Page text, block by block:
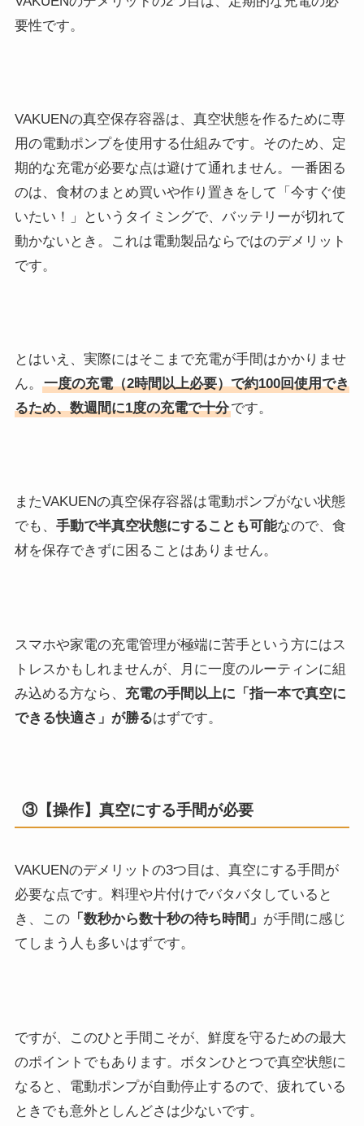
要性です。
VAKUENの真空保存容器は、真空状態を作るために専
用の電動ポンプを使用する仕組みです。そのため、定
期的な充電が必要な点は避けて通れません。一番困る
のは、食材のまとめ買いや作り置きをして「今すぐ使
いたい！」というタイミングで、バッテリーが切れて
動かないとき。これは電動製品ならではのデメリット
です。
とはいえ、実際にはそこまで充電が手間はかかりませ
ん。
一度の充電（2時間以上必要）で約100回使用でき
るため、数週間に1度の充電で十分です。
またVAKUENの真空保存容器は電動ポンプがない状態
でも、 手動で半真空状態にすることも可能なので、食
材を保存できずに困ることはありません。
スマホや家電の充電管理が極端に苦手という方にはス
トレスかもしれませんが、月に一度のルーティンに組
み込める方なら、 充電の手間以上に「指一本で真空に
できる快適さ」が勝るはずです。
③【操作】真空にする手間が必要
VAKUENのデメリットの3つ目は、真空にする手間が
必要な点です。料理や片付けでバタバタしていると
き、この「数秒から数十秒の待ち時間」 が手間に感じ
てしまう人も多いはずです。
ですが、このひと手間こそが、鮮度を守るための最大
のポイントでもあります。ボタンひとつで真空状態に
なると、電動ポンプが自動停止するので、疲れている
ときでも意外としんどさは少ないです。